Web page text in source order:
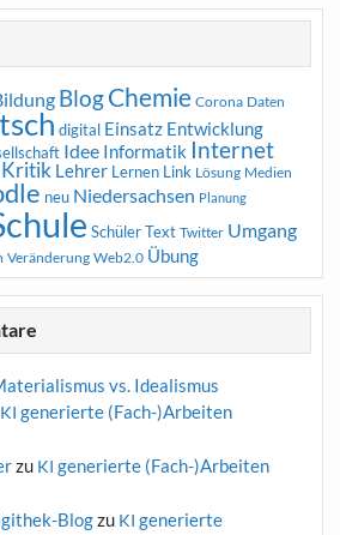
BlogChemie Corona Daten
digital Einsatz Entwicklung
Idee Informatik Internet
Kritik Lehrer Lernen Link Lösung Medien
neu Niedersachsen Planung
Schüler Text Twitter Umgang
Veränderung Web2.0 Übung
vs. Idealismus
KI generierte (Fach-)Arbeiten
zu KI generierte (Fach-)Arbeiten
Blogzu KI generierte